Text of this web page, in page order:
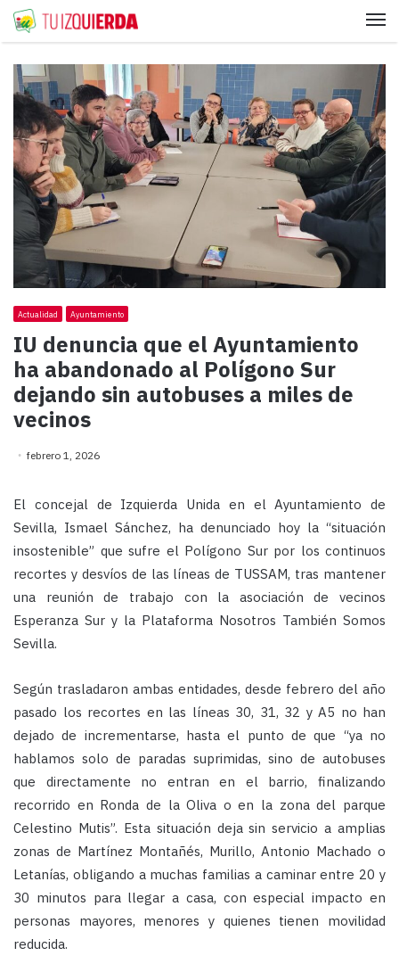
Actualidad Ayuntamiento
IU denuncia que el Ayuntamiento
ha abandonado al Polígono Sur
dejando sin autobuses a miles de
vecinos
febrero 1, 2026
El concejal de Izquierda Unida en el Ayuntamiento de
Sevilla, Ismael Sánchez, ha denunciado hoy la “situación
insostenible” que sufre el Polígono Sur por los continuos
recortes y desvíos de las líneas de TUSSAM, tras mantener
una reunión de trabajo con la asociación de vecinos
Esperanza Sur y la Plataforma Nosotros También Somos
Sevilla.
Según trasladaron ambas entidades, desde febrero del año
pasado los recortes en las líneas 30, 31, 32 y A5 no han
dejado de incrementarse, hasta el punto de que “ya no
hablamos solo de paradas suprimidas, sino de autobuses
que directamente no entran en el barrio, finalizando
recorrido en Ronda de la Oliva o en la zona del parque
Celestino Mutis”. Esta situación deja sin servicio a amplias
zonas de Martínez Montañés, Murillo, Antonio Machado o
Letanías, obligando a muchas familias a caminar entre 20 y
30 minutos para llegar a casa, con especial impacto en
personas mayores, menores y quienes tienen movilidad
reducida.